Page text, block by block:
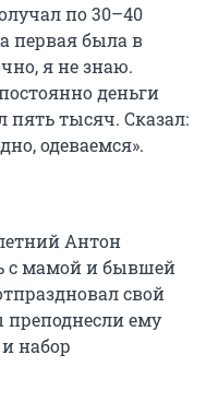
по 30–40
первая была в
я не знаю.
деньги
пять тысяч. Сказал:
одеваемся».
Антон
с мамой и бывшей
свой
ему
набор